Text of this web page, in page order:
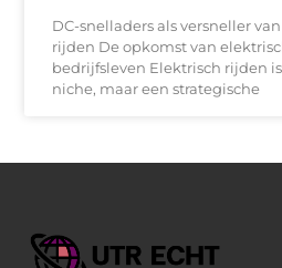
DC-snelladers als versneller
rijden De opkomst van
bedrijfsleven Elektrisch rijden
niche, maar een strategische